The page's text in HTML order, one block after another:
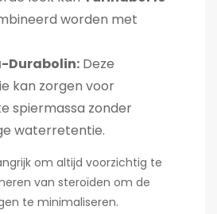
worden met
Durabolin: Deze
kan zorgen voor
spiermassa zonder
waterretentie.
om altijd voorzichtig te
van steroïden om de
te minimaliseren.